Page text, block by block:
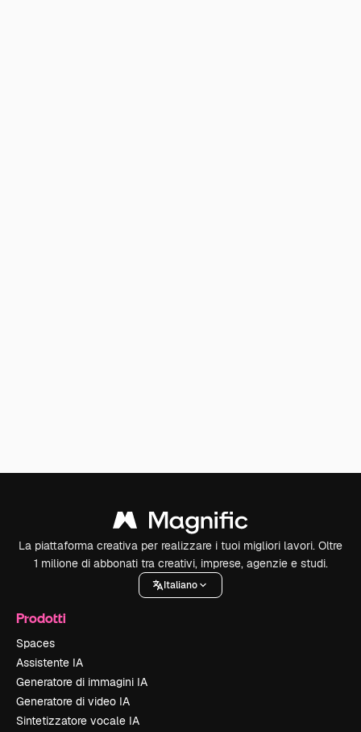
La piattaforma creativa per realizzare i tuoi migliori lavori. Oltre
1 milione di abbonati tra creativi, imprese, agenzie e studi.
Italiano
Prodotti
Spaces
Assistente IA
Generatore di immagini IA
Generatore di video IA
Sintetizzatore vocale IA